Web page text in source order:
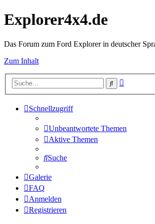
Explorer4x4.de
Das Forum zum Ford Explorer in deutscher
Zum Inhalt
Suche
Schnellzugriff
Unbeantwortete Themen
Aktive Themen
Suche
Galerie
FAQ
Anmelden
Registrieren